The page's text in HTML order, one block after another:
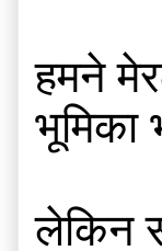
हमने
भूमिका
लेकिन